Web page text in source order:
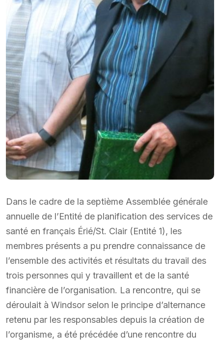
Dans le cadre de la septième Assemblée générale
annuelle de l’Entité de planification des services de
santé en français Érié/St. Clair (Entité 1), les
membres présents a pu prendre connaissance de
l’ensemble des activités et résultats du travail des
trois personnes qui y travaillent et de la santé
financière de l’organisation. La rencontre, qui se
déroulait à Windsor selon le principe d’alternance
retenu par les responsables depuis la création de
l’organisme, a été précédée d’une rencontre du